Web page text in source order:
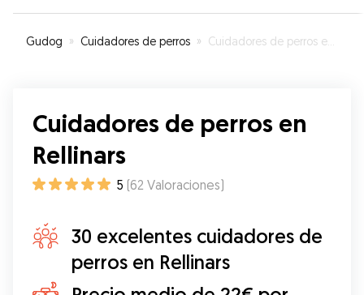
demasiado apego!!”
Gudog » Cuidadores de perros » Cuidadores de perros en Rellinars
Cuidadores de perros en
Rellinars
5 (62 Valoraciones)
30 excelentes cuidadores de
perros en Rellinars